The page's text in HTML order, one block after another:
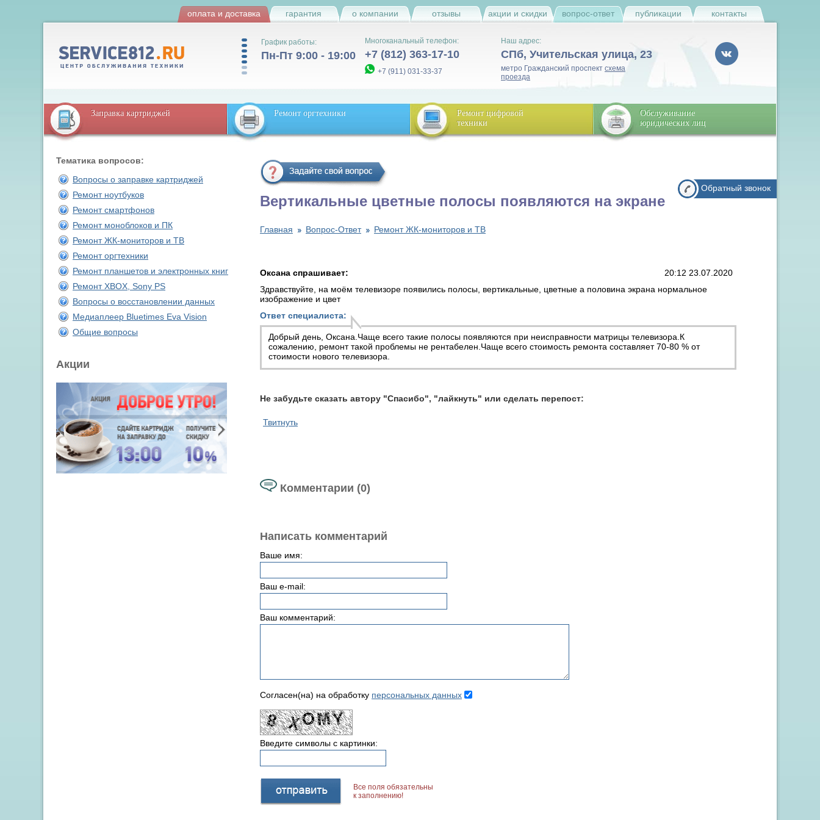
оплата и доставка гарантия о компании отзывы акции и скидки вопрос-ответ публикации контакты
График работы:
Пн-Пт 9:00 - 19:00
Многоканальный телефон:
+7 (812) 363-17-10
+7 (911) 031-33-37
Наш адрес:
СПб, Учительская улица, 23
метро Гражданский проспект схема
проезда
Заправка картриджей Ремонт оргтехники
Ремонт цифровой
техники
Обслуживание
юридических лиц
Тематика вопросов:
Вопросы о заправке картриджей
Ремонт ноутбуков
Ремонт смартфонов
Ремонт моноблоков и ПК
Ремонт ЖК-мониторов и ТВ
Ремонт оргтехники
Ремонт планшетов и электронных книг
Ремонт XBOX, Sony PS
Вопросы о восстановлении данных
Медиаплеер Bluetimes Eva Vision
Общие вопросы
Акции
Вертикальные цветные полосы появляются на экране
Главная Вопрос-Ответ Ремонт ЖК-мониторов и ТВ
Оксана спрашивает:
20:12 23.07.2020
Здравствуйте, на моём телевизоре появились полосы, вертикальные, цветные а половина экрана нормальное
изображение и цвет
Ответ специалиста:
Добрый день, Оксана.Чаще всего такие полосы появляются при неисправности матрицы телевизора.К
сожалению, ремонт такой проблемы не рентабелен.Чаще всего стоимость ремонта составляет 70-80 % от
стоимости нового телевизора.
Не забудьте сказать автору "Спасибо", "лайкнуть" или сделать перепост:
Твитнуть
Комментарии (0)
Написать комментарий
Ваше имя:
Ваш e-mail:
Ваш комментарий:
Согласен(на) на обработку персональных данных
Введите символы с картинки:
Все поля обязательны
к заполнению!
Обратный звонок